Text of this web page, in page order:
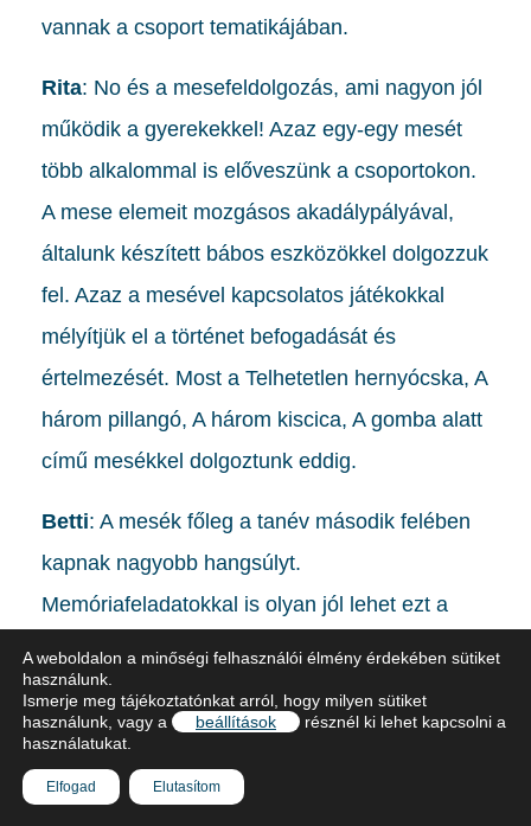
vannak a csoport tematikájában.
Rita: No és a mesefeldolgozás, ami nagyon jól
működik a gyerekekkel! Azaz egy-egy mesét
több alkalommal is előveszünk a csoportokon.
A mese elemeit mozgásos akadálypályával,
általunk készített bábos eszközökkel dolgozzuk
fel. Azaz a mesével kapcsolatos játékokkal
mélyítjük el a történet befogadását és
értelmezését. Most a Telhetetlen hernyócska, A
három pillangó, A három kiscica, A gomba alatt
című mesékkel dolgoztunk eddig.
Betti: A mesék főleg a tanév második felében
kapnak nagyobb hangsúlyt.
Memóriafeladatokkal is olyan jól lehet ezt a
feldolgozást segíteni. Öt gyerek jár a
csoportba, és most már a szüleik nélkül jönnek
be, hiszen mindannyian óvodába mennek
szeptembertől.
A weboldalon a minőségi felhasználói élmény érdekében sütiket
használunk.
Ismerje meg tájékoztatónkat arról, hogy milyen sütiket
használunk, vagy a
beállítások
résznél ki lehet kapcsolni a
használatukat.
Elfogad Elutasítom